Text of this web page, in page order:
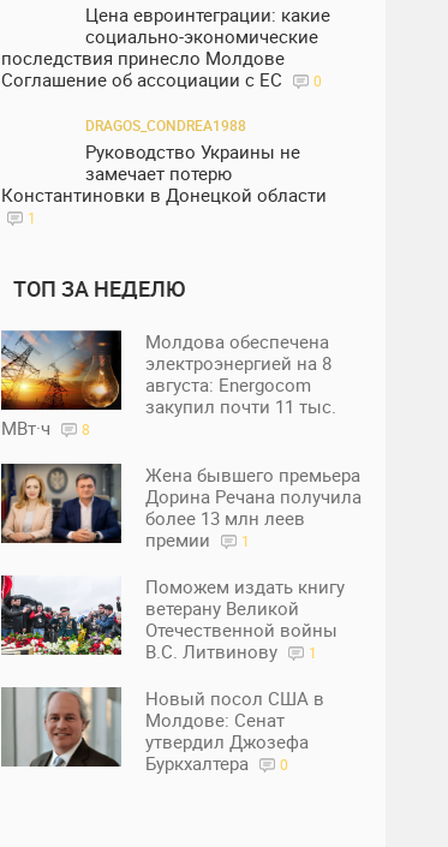
Цена евроинтеграции: какие
социально-экономические
последствия принесло Молдове
Соглашение об ассоциации с ЕС
0
DRAGOS_CONDREA1988
Руководство Украины не
замечает потерю
Константиновки в Донецкой области
1
ТОП ЗА НЕДЕЛЮ
Молдова обеспечена
электроэнергией на 8
августа: Energocom
закупил почти 11 тыс.
МВт·ч
8
Жена бывшего премьера
Дорина Речана получила
более 13 млн леев
премии
1
Поможем издать книгу
ветерану Великой
Отечественной войны
В.С. Литвинову
1
Новый посол США в
Молдове: Сенат
утвердил Джозефа
Буркхалтера
0